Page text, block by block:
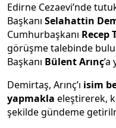
Edirne Cezaevi’nde
Başkanı Selahattin
Cumhurbaşkanı Recep
görüşme talebinde
Başkanı Bülent Arınç
Demirtaş, Arınç’ı isim
yapmakla eleştirerek,
şekilde gündeme